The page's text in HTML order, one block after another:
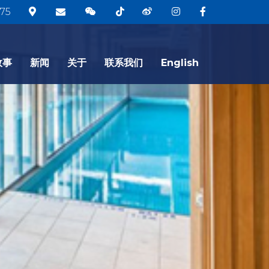
事 新闻 关于 联系我们 English